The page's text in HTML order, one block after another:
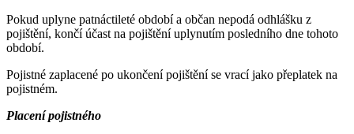
Pokud uplyne patnáctileté období a občan nepodá odhlášku z
pojištění, končí účast na pojištění uplynutím posledního dne tohoto
období.
Pojistné zaplacené po ukončení pojištění se vrací jako přeplatek na
pojistném.
Placení pojistného